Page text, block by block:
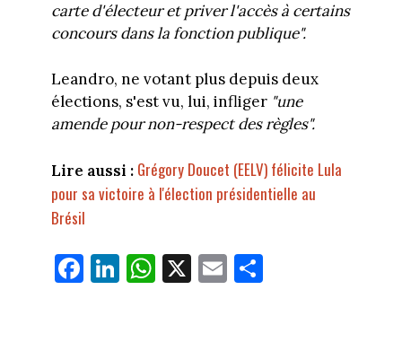
carte d'électeur et priver l'accès à certains
concours dans la fonction publique".
Leandro, ne votant plus depuis deux
élections, s'est vu, lui, infliger "une
amende pour non-respect des règles".
Lire aussi : Grégory Doucet (EELV) félicite Lula
pour sa victoire à l'élection présidentielle au
Brésil
Fa
ce
Li
nk
W
ha
X E
m
Pa